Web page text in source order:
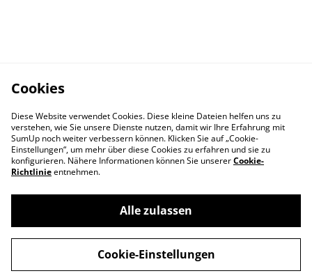
Versand und
Abholung
Zahlungsarten
Cookies
Diese Website verwendet Cookies. Diese kleine Dateien helfen uns zu
verstehen, wie Sie unsere Dienste nutzen, damit wir Ihre Erfahrung mit
SumUp noch weiter verbessern können. Klicken Sie auf „Cookie-
Einstellungen“, um mehr über diese Cookies zu erfahren und sie zu
konfigurieren. Nähere Informationen können Sie unsererCookie-
Richtlinieentnehmen.
Alle zulassen
Cookie-Einstellungen